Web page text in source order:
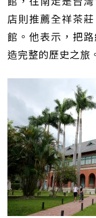
店則推薦全祥茶
館。他表示，把
造完整的歷史之旅